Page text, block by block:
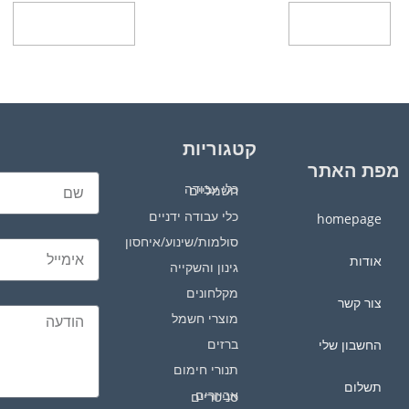
מפת האתר
homepage
אודות
צור קשר
החשבון שלי
תשלום
קטגוריות
כלי עבודה חשמליים
כלי עבודה ידניים
סולמות/שינוע/איחסון
גינון והשקייה
מקלחונים
מוצרי חשמל
ברזים
תנורי חימום
אביזרים סניטריים